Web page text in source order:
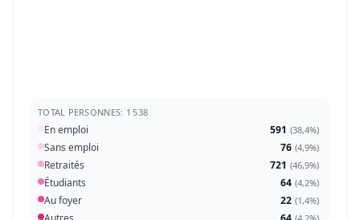
TOTAL PERSONNES: 1 538
En emploi 591 (38,4%)
Sans emploi 76 (4,9%)
Retraités 721 (46,9%)
Étudiants 64 (4,2%)
Au foyer 22 (1,4%)